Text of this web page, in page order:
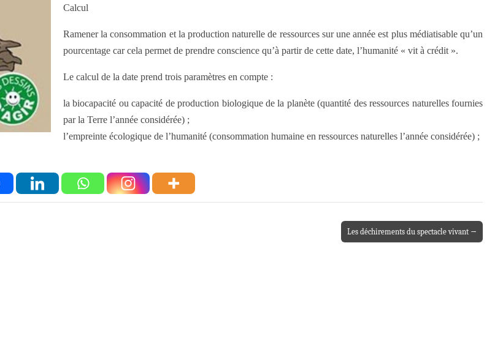
Calcul
Ramener la consommation et la production naturelle de ressources sur une année est plus médiatisable qu’un
pourcentage car cela permet de prendre conscience qu’à partir de cette date, l’humanité « vit à crédit ».
Le calcul de la date prend trois paramètres en compte :
la biocapacité ou capacité de production biologique de la planète (quantité des ressources naturelles fournies
par la Terre l’année considérée) ;
l’empreinte écologique de l’humanité (consommation humaine en ressources naturelles l’année considérée) ;
Les déchirements du spectacle vivant →